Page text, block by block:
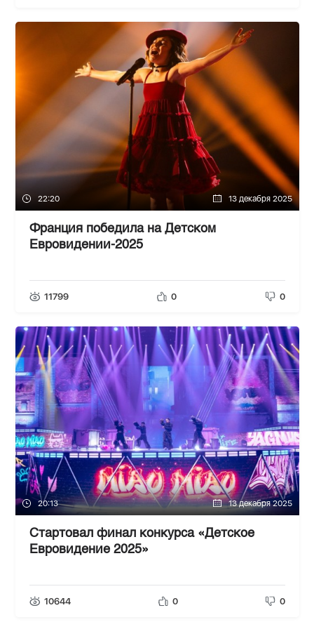
22:20 13 декабря 2025
Франция победила на Детском
Евровидении-2025
11799 0 0
20:13 13 декабря 2025
Стартовал финал конкурса «Детское
Евровидение 2025»
10644 0 0